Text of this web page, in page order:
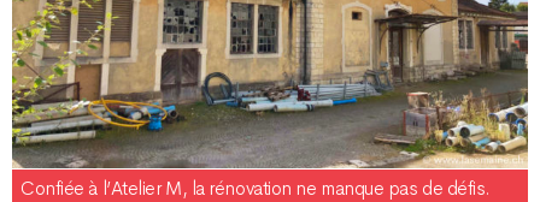
Confiée à l’Atelier M, la rénovation ne manque pas de défis.